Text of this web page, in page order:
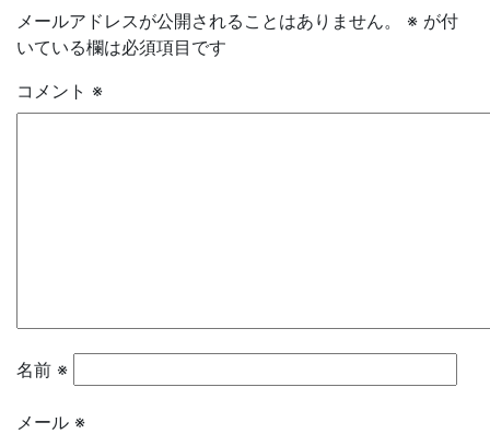
メールアドレスが公開されることはありません。 ※ が付
いている欄は必須項目です
コメント ※
名前 ※
メール ※